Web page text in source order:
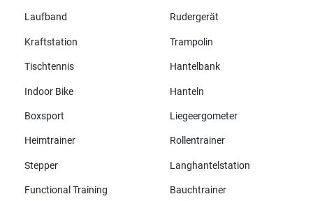
Laufband Rudergerät
Kraftstation Trampolin
Tischtennis Hantelbank
Indoor Bike Hanteln
Boxsport Liegeergometer
Heimtrainer Rollentrainer
Stepper Langhantelstation
Functional Training Bauchtrainer